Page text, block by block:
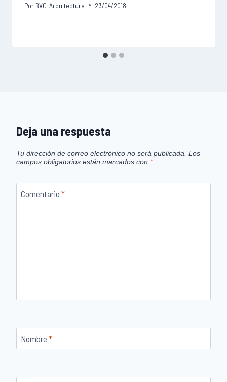
Por BVG-Arquitectura 23/04/2018
Deja una respuesta
Tu dirección de correo electrónico no será publicada. Los
campos obligatorios están marcados con *
Comentario *
Nombre *